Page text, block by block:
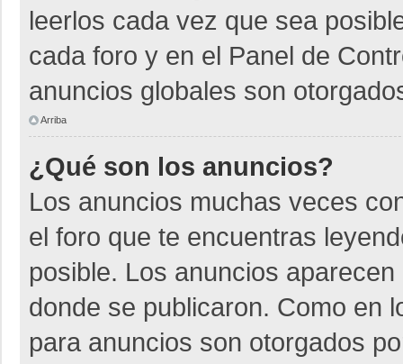
leerlos cada vez que sea
cada foro y en el Panel de
anuncios globales son
Arriba
¿Qué son los anuncios?
Los anuncios muchas veces
el foro que te encuentras
posible. Los anuncios
donde se publicaron. Como en
para anuncios son otorgados